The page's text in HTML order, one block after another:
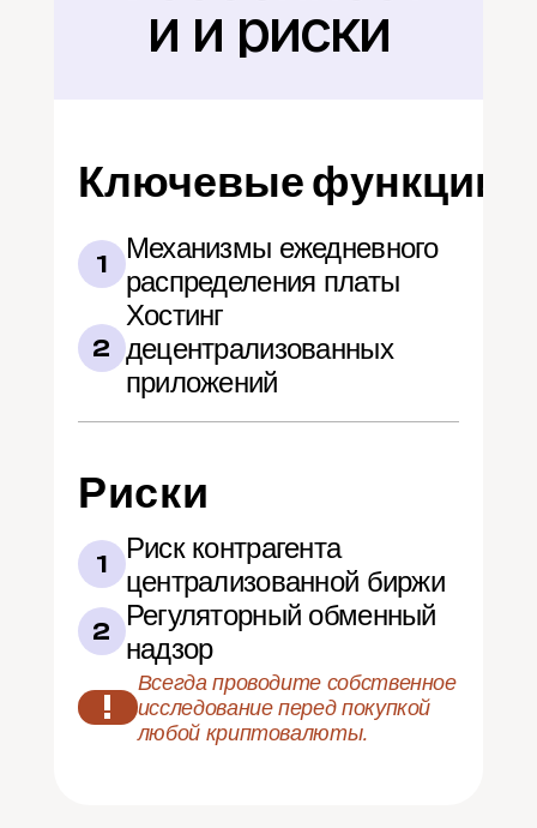
и и риски
Ключевые функции
1
Механизмы ежедневного
распределения платы
2
Хостинг
децентрализованных
приложений
Риски
1
Риск контрагента
централизованной биржи
2
Регуляторный обменный
надзор
!
Всегда проводите собственное
исследование перед покупкой
любой криптовалюты.